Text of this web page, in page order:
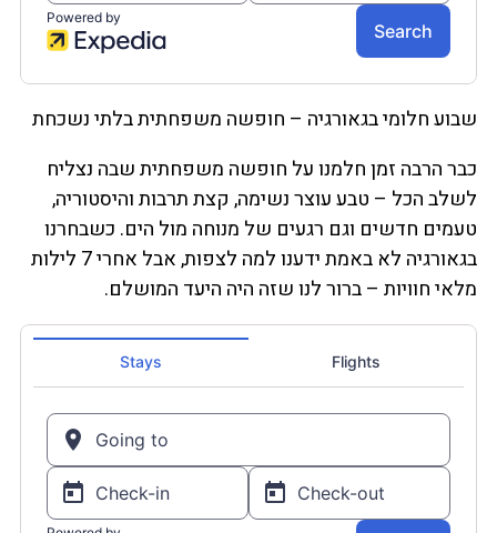
שבוע חלומי בגאורגיה – חופשה משפחתית בלתי נשכחת
כבר הרבה זמן חלמנו על חופשה משפחתית שבה נצליח
לשלב הכל – טבע עוצר נשימה, קצת תרבות והיסטוריה,
טעמים חדשים וגם רגעים של מנוחה מול הים. כשבחרנו
בגאורגיה לא באמת ידענו למה לצפות, אבל אחרי 7 לילות
מלאי חוויות – ברור לנו שזה היה היעד המושלם.